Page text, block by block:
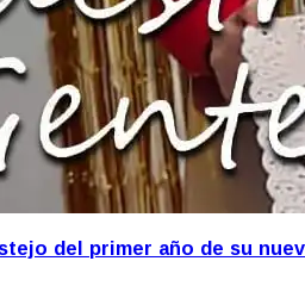
del primer año de su